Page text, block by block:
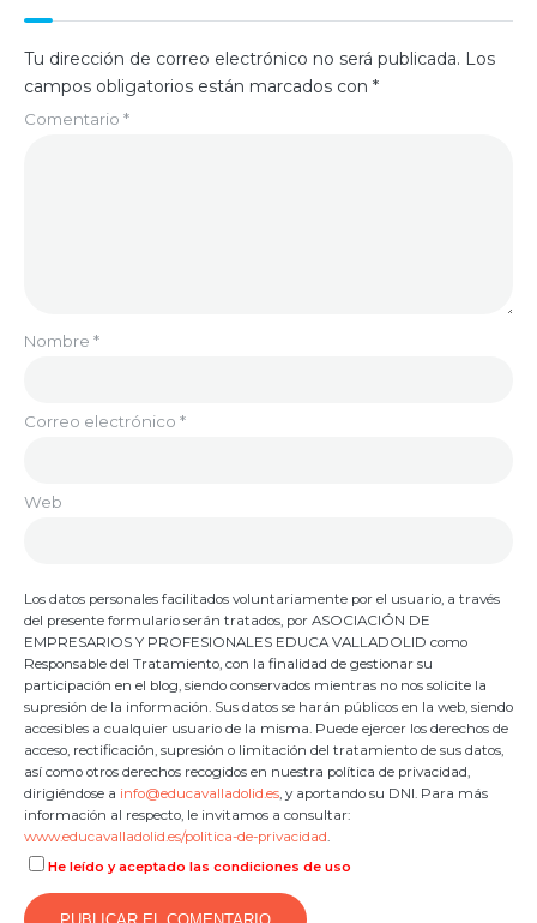
Tu dirección de correo electrónico no será publicada. Los
campos obligatorios están marcados con *
Comentario *
Nombre *
Correo electrónico *
Web
Los datos personales facilitados voluntariamente por el usuario, a través
del presente formulario serán tratados, por ASOCIACIÓN DE
EMPRESARIOS Y PROFESIONALES EDUCA VALLADOLID como
Responsable del Tratamiento, con la finalidad de gestionar su
participación en el blog, siendo conservados mientras no nos solicite la
supresión de la información. Sus datos se harán públicos en la web, siendo
accesibles a cualquier usuario de la misma. Puede ejercer los derechos de
acceso, rectificación, supresión o limitación del tratamiento de sus datos,
así como otros derechos recogidos en nuestra política de privacidad,
dirigiéndose a info@educavalladolid.es, y aportando su DNI. Para más
información al respecto, le invitamos a consultar:
www.educavalladolid.es/politica-de-privacidad.
He leído y aceptado las condiciones de uso